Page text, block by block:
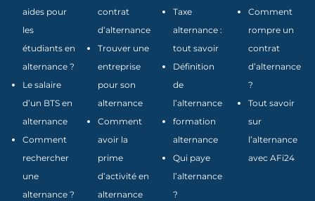
aides pour
les
étudiants en
alternance ?
Le salaire
d’un BTS en
alternance
Comment
rechercher
une
alternance ?
contrat
d’alternance
Trouver une
entreprise
pour son
alternance
Comment
avoir la
prime
d’activité en
alternance
Taxe
alternance :
tout savoir
Définition
de
l’alternance
formation
alternance
Qui paye
l’alternance
?
Comment
rompre un
contrat
d’alternance
?
Tout savoir
sur
l’alternance
avec AFi24